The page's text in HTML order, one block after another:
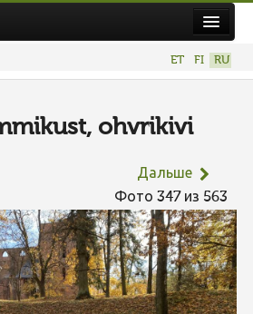
ET FI RU
ohvrikivi
Дальше
Фото 347 из 563